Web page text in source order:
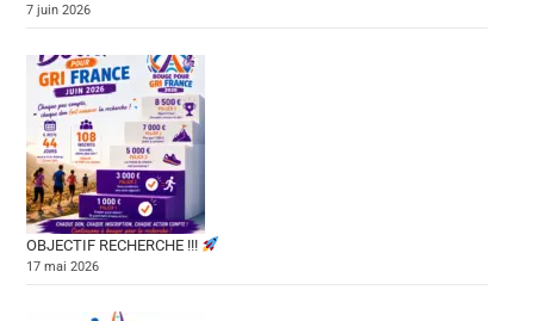
7 juin 2026
OBJECTIF RECHERCHE !!!
17 mai 2026